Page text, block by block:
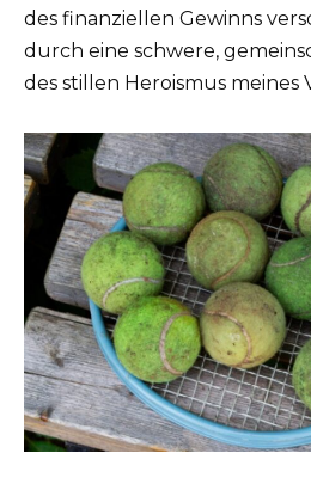
des finanziellen Gewinns
durch eine schwere,
des stillen Heroismus meines